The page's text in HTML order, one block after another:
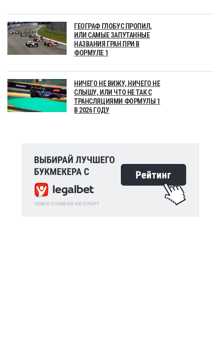
ГЕОГРАФ ГЛОБУС ПРОПИЛ,
ИЛИ САМЫЕ ЗАПУТАННЫЕ
НАЗВАНИЯ ГРАН ПРИ В
ФОРМУЛЕ 1
НИЧЕГО НЕ ВИЖУ, НИЧЕГО НЕ
СЛЫШУ, ИЛИ ЧТО НЕ ТАК С
ТРАНСЛЯЦИЯМИ ФОРМУЛЫ 1
В 2026 ГОДУ